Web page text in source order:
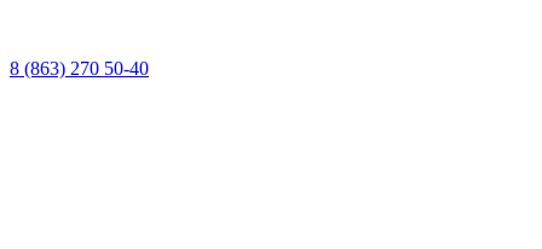
8 (863) 270 50-40